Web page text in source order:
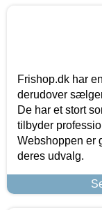
Frishop.dk har
derudover
De har et stort
tilbyder
Webshoppen er
deres udvalg.